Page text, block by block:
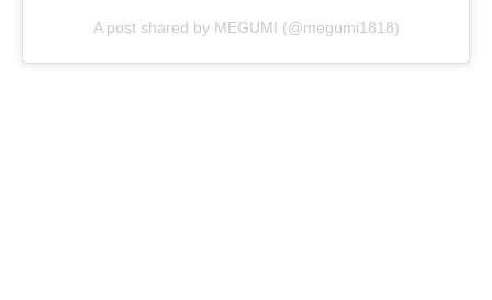
A post shared by MEGUMI (@megumi1818)